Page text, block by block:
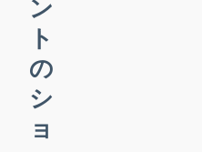
ン
ト
の
シ
ョ